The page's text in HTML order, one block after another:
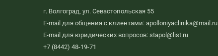
г. Волгоград, ул. Севастопольская 55
E-mail для общения с клиентами: apolloniyaclinika@mail.ru
E-mail для юридических вопросов: stapol@list.ru
+7 (8442) 48-19-71